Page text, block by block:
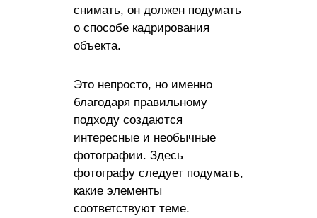
снимать, он должен подумать
о способе кадрирования
объекта.
Это непросто, но именно
благодаря правильному
подходу создаются
интересные и необычные
фотографии. Здесь
фотографу следует подумать,
какие элементы
соответствуют теме.